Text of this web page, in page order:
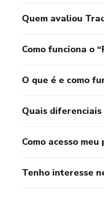
Quem avaliou
Como funciona o
O que é e como
Quais
Como acesso
Tenho interesse